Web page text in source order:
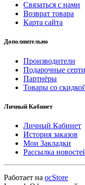
Связаться с нами
Возврат товара
Карта сайта
Дополнительно
Производители
Подарочные
Партнёры
Товары со
Личный Кабинет
Личный Кабинет
История заказов
Мои Закладки
Рассылка
Работает на ocStore